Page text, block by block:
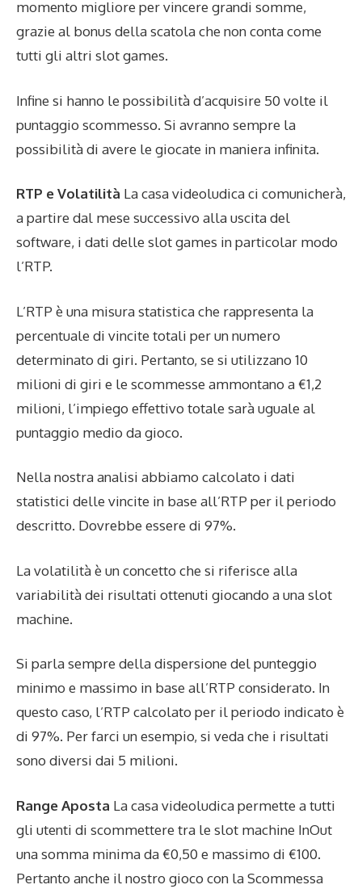
momento migliore per vincere grandi somme,
grazie al bonus della scatola che non conta come
tutti gli altri slot games.
Infine si hanno le possibilità d’acquisire 50 volte il
puntaggio scommesso. Si avranno sempre la
possibilità di avere le giocate in maniera infinita.
RTP e Volatilità La casa videoludica ci comunicherà,
a partire dal mese successivo alla uscita del
software, i dati delle slot games in particolar modo
l’RTP.
L’RTP è una misura statistica che rappresenta la
percentuale di vincite totali per un numero
determinato di giri. Pertanto, se si utilizzano 10
milioni di giri e le scommesse ammontano a €1,2
milioni, l’impiego effettivo totale sarà uguale al
puntaggio medio da gioco.
Nella nostra analisi abbiamo calcolato i dati
statistici delle vincite in base all’RTP per il periodo
descritto. Dovrebbe essere di 97%.
La volatilità è un concetto che si riferisce alla
variabilità dei risultati ottenuti giocando a una slot
machine.
Si parla sempre della dispersione del punteggio
minimo e massimo in base all’RTP considerato. In
questo caso, l’RTP calcolato per il periodo indicato è
di 97%. Per farci un esempio, si veda che i risultati
sono diversi dai 5 milioni.
Range Aposta La casa videoludica permette a tutti
gli utenti di scommettere tra le slot machine InOut
una somma minima da €0,50 e massimo di €100.
Pertanto anche il nostro gioco con la Scommessa